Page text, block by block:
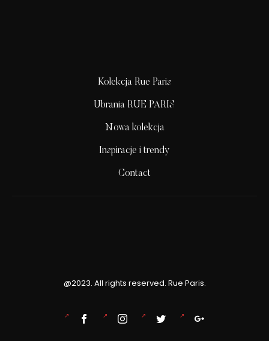
Kolekcja Rue Paris
Ubrania RUE PARIS
Nowa kolekcja
Inspiracje i trendy
Contact
@2023. All rights reserved. Rue Paris.